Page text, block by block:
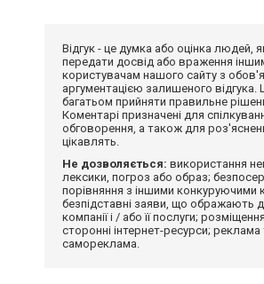
Відгук - це думка або оцінка людей,
передати досвід або враження
користувачам нашого сайту з
аргументацією залишеного
багатьом прийняти правильне
Коментарі призначені для
обговорення, а також для
цікавлять.
Не дозволяється: використання
лексики, погроз або образ;
порівняння з іншими конкуруючими
безпідставні заяви, що ображають
компанії і / або її послуги;
сторонні інтернет-ресурси; реклама
самореклама.